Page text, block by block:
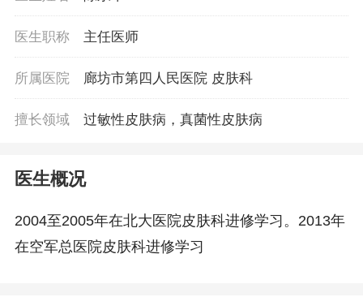
医生职称 主任医师
所属医院 廊坊市第四人民医院 皮肤科
擅长领域 过敏性皮肤病，真菌性皮肤病
医生概况
2004至2005年在北大医院皮肤科进修学习。2013年
在空军总医院皮肤科进修学习